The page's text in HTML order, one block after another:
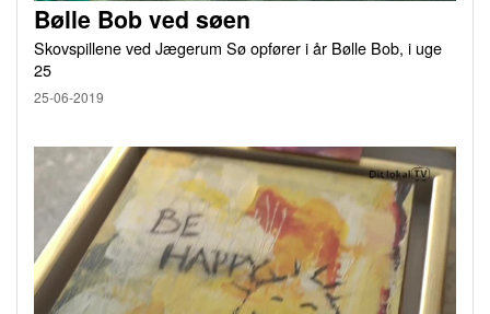
Bølle Bob ved søen
Skovspillene ved Jægerum Sø opfører i år Bølle Bob, i uge
25
25-06-2019